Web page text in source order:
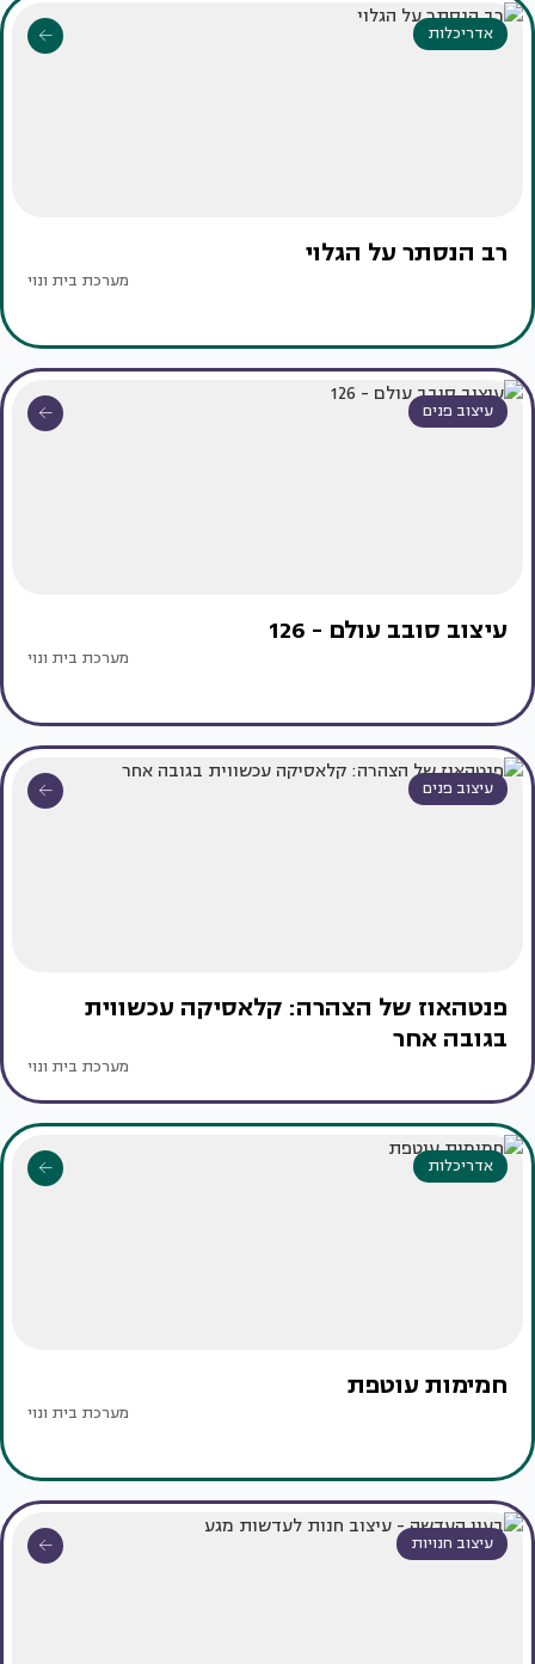
אדריכלות
רב הנסתר על הגלוי
מערכת בית ונוי
עיצוב פנים
עיצוב סובב עולם - 126
מערכת בית ונוי
עיצוב פנים
פנטהאוז של הצהרה: קלאסיקה עכשווית
בגובה אחר
מערכת בית ונוי
אדריכלות
חמימות עוטפת
מערכת בית ונוי
עיצוב חנויות